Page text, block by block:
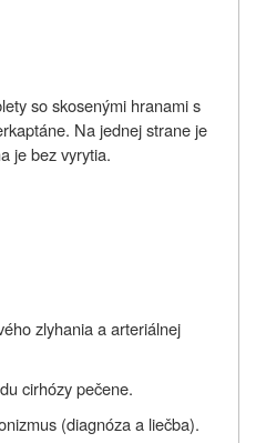
so skosenými hranami s
Na jednej strane je
je bez vyrytia.
zlyhania a arteriálnej
cirhózy pečene.
(diagnóza a liečba).